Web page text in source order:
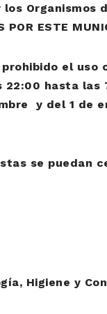
los
POR ESTE
el uso
hasta las
y del 1 de
se puedan
Higiene y